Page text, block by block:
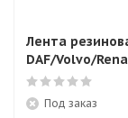
Лента
DAF/Volvo/
Под заказ